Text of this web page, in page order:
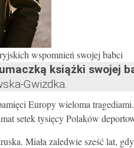
wspomnień swojej babci
książki swojej
Gwizdka.
Europy wieloma
setek tysięcy Polaków
Miała zaledwie sześć lat,